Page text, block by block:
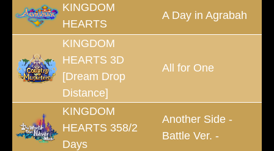
KINGDOM
HEARTS
A Day in Agrabah
KINGDOM
HEARTS 3D
[Dream Drop
Distance]
All for One
KINGDOM
HEARTS 358/2
Days
Another Side -
Battle Ver. -